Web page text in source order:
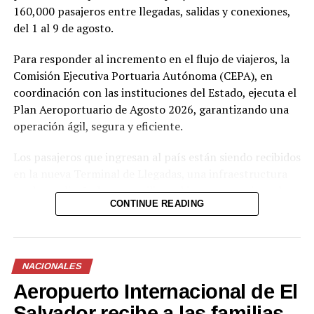
160,000 pasajeros entre llegadas, salidas y conexiones,
del 1 al 9 de agosto.
Para responder al incremento en el flujo de viajeros, la
Comisión Ejecutiva Portuaria Autónoma (CEPA), en
coordinación con las instituciones del Estado, ejecuta el
Plan Aeroportuario de Agosto 2026, garantizando una
operación ágil, segura y eficiente.
Los pasajeros que ingresan al país están siendo recibidos
moderna diseñada para agilizar el ingreso y mejorar la
experiencia de viaje. Ahora el aeropuerto cuenta con 73
con 12 bandas transportadoras capaces de procesar
hasta 16,500 maletas por hora.
Como parte del compromiso de brindar una atención
centrada en las personas, el aeropuerto ofrece una
CONTINUE READING
NACIONALES
Aeropuerto Internacional de El